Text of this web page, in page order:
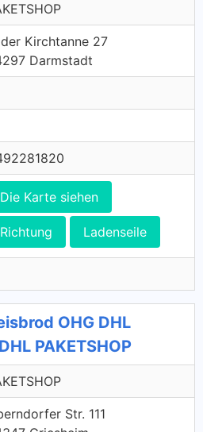
Kirchtanne 27
Darmstadt
Die Karte siehen
Richtung Ladenseile
OHG DHL
PAKETSHOP
Str. 111